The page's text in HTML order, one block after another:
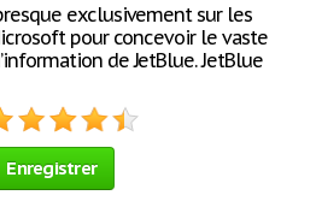
exclusivement sur les
pour concevoir le vaste
de JetBlue. JetBlue
Enregistrer